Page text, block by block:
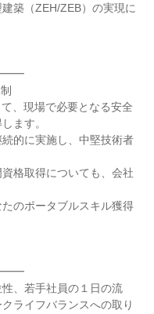
築（ZEH/ZEB）の実現に
、現場で必要となる安全
ます。
的に実施し、中堅技術者
格取得についても、会社
のポータブルスキル獲得
、若手社員の１日の流
ライフバランスへの取り